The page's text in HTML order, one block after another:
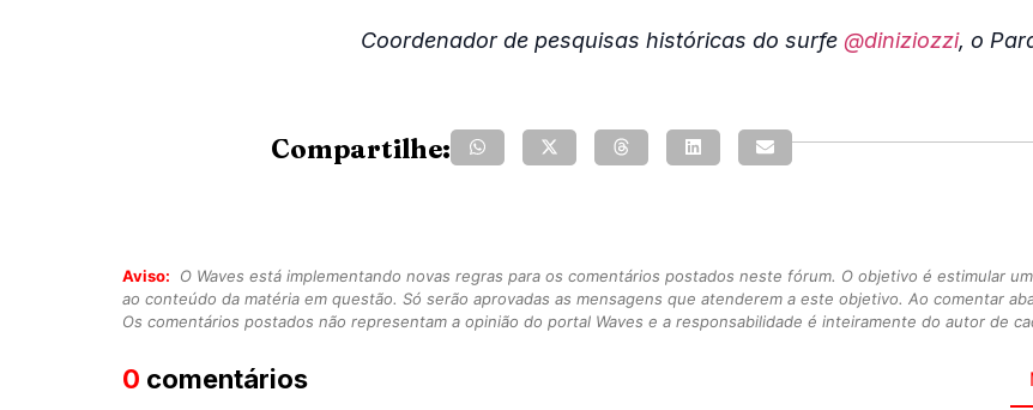
Coordenador de pesquisas históricas do surfe @diniziozzi, o
Compartilhe:
Aviso:
O Waves está implementando novas regras para os comentários postados neste fórum. O objetivo é estimular
ao conteúdo da matéria em questão. Só serão aprovadas as mensagens que atenderem a este objetivo. Ao comentar
Os comentários postados não representam a opinião do portal Waves e a responsabilidade é inteiramente do autor de
0 comentários